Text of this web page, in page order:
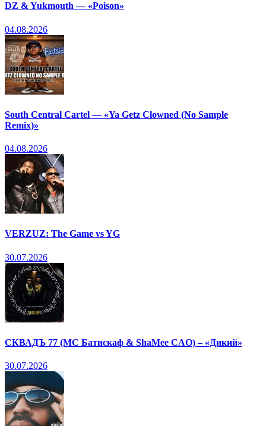
DZ & Yukmouth — «Poison»
04.08.2026
South Central Cartel — «Ya Getz Clowned (No Sample
Remix)»
04.08.2026
VERZUZ: The Game vs YG
30.07.2026
СКВАДЪ 77 (МС Батискаф & ShaMee CAO) – «Дикий»
30.07.2026